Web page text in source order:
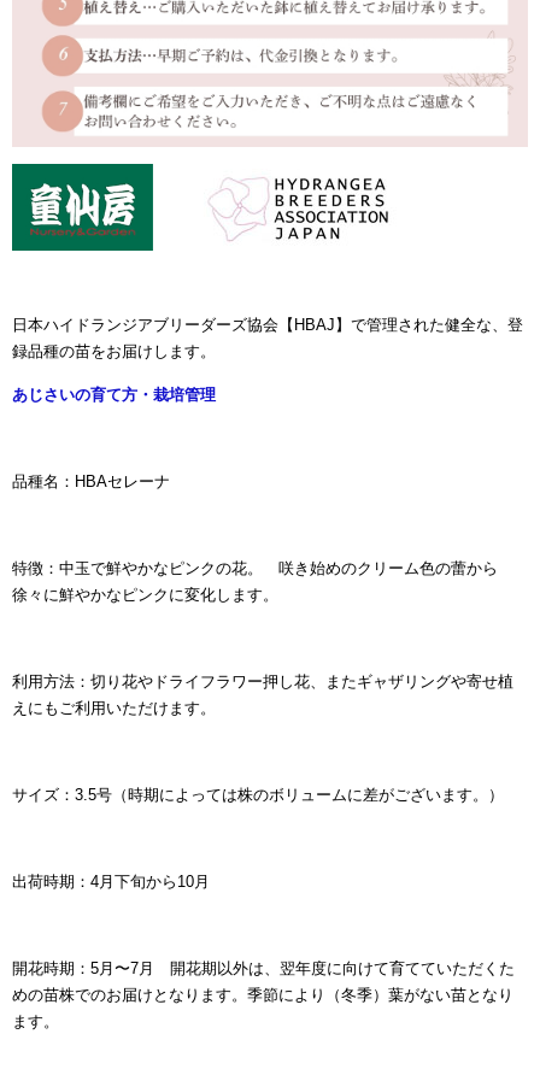
日本ハイドランジアブリーダーズ協会【HBAJ】で管理された健全な、登
録品種の苗をお届けします。
あじさいの育て方・栽培管理
品種名：HBAセレーナ
特徴： 中玉で鮮やかなピンクの花。 咲き始めのクリーム色の蕾から
徐々に鮮やかなピンクに変化します。
利用方法：切り花やドライフラワー押し花、またギャザリングや寄せ植
えにもご利用いただけます。
サイズ：3.5号（時期によっては株のボリュームに差がございます。）
出荷時期：4月下旬から10月
開花時期：5月〜7月 開花期以外は、翌年度に向けて育てていただくた
めの苗株でのお届けとなります。 季節により（冬季）葉がない苗となり
ます。